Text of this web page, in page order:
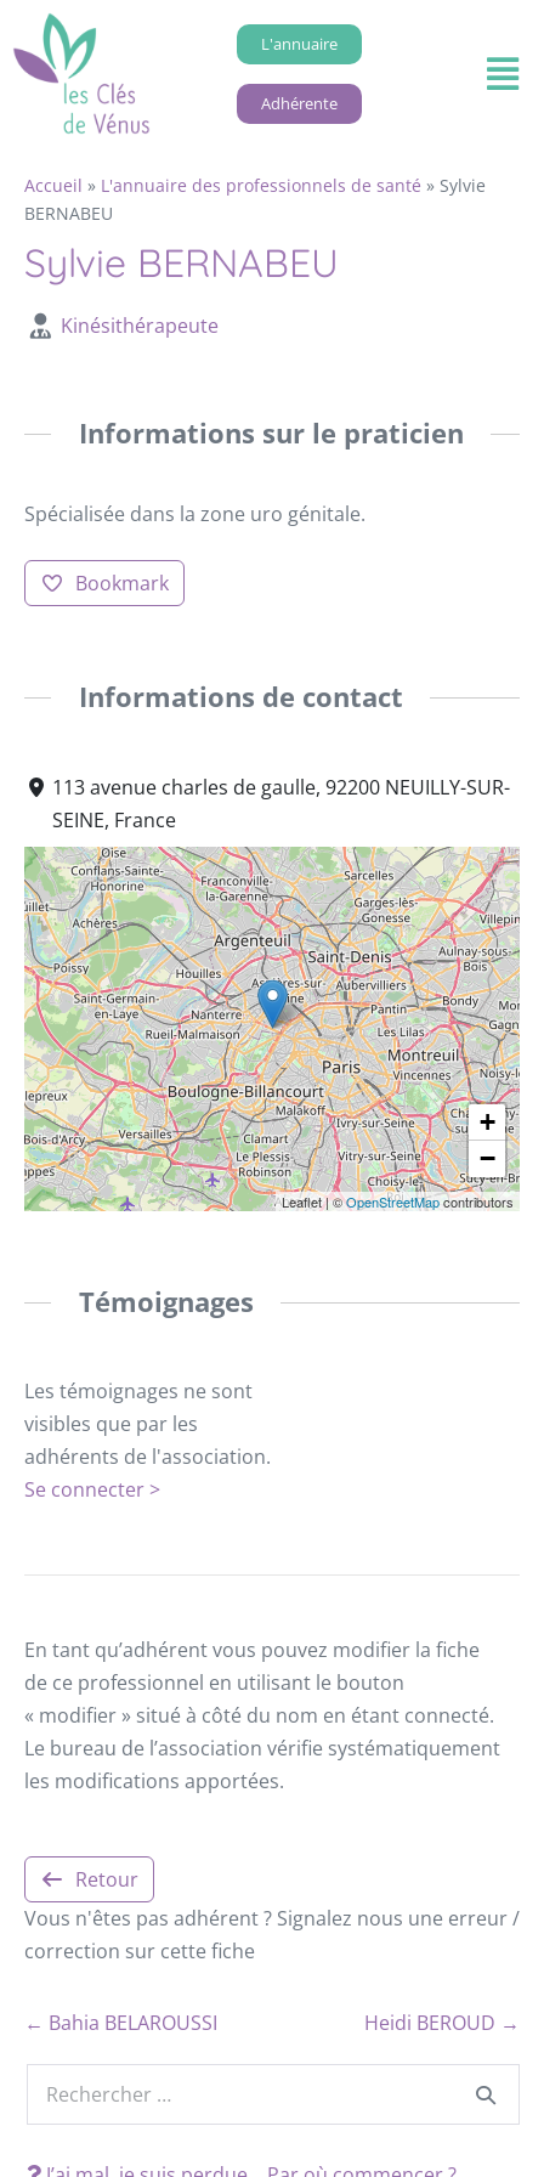
L'annuaire
Adhérente
Accueil » L'annuaire des professionnels de santé » Sylvie
BERNABEU
Sylvie BERNABEU
Kinésithérapeute
Informations sur le praticien
Spécialisée dans la zone uro génitale.
Bookmark
Informations de contact
113 avenue charles de gaulle, 92200 NEUILLY-SUR-
SEINE, France
+
−
Leaflet|©OpenStreetMapcontributors
Témoignages
Les témoignages ne sont
visibles que par les
adhérents de l'association.
Se connecter >
En tant qu’adhérent vous pouvez modifier la fiche
de ce professionnel en utilisant le bouton
« modifier » situé à côté du nom en étant connecté.
Le bureau de l’association vérifie systématiquement
les modifications apportées.
Retour
Vous n'êtes pas adhérent ? Signalez nous une erreur /
correction sur cette fiche
← Bahia BELAROUSSI Heidi BEROUD →